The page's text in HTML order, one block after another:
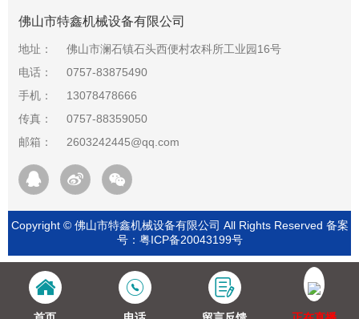
佛山市特鑫机械设备有限公司
地址：
佛山市澜石镇石头西便村农科所工业园16号
电话：
0757-83875490
手机：
13078478666
传真：
0757-88359050
邮箱：
2603242445@qq.com
Copyright © 佛山市特鑫机械设备有限公司 All Rights Reserved 备案
号： 粤ICP备20043199号